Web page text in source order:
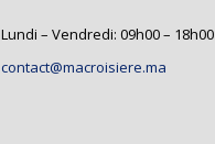
Lundi – Vendredi: 09h00 – 18h00
contact@macroisiere.ma